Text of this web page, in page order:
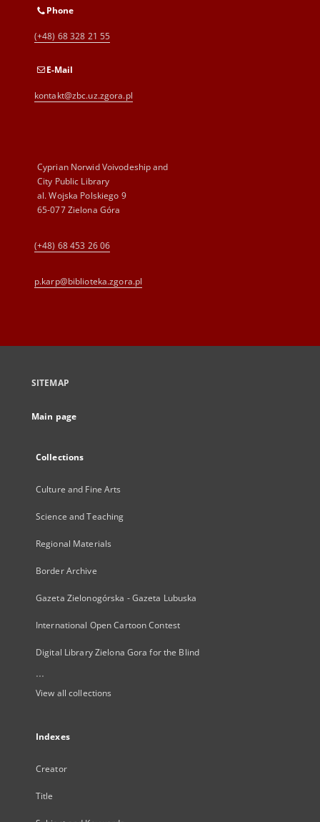
Phone
(+48) 68 328 21 55
E-Mail
kontakt@zbc.uz.zgora.pl
Cyprian Norwid Voivodeship and
City Public Library
al. Wojska Polskiego 9
65-077 Zielona Góra
(+48) 68 453 26 06
p.karp@biblioteka.zgora.pl
SITEMAP
Main page
Collections
Culture and Fine Arts
Science and Teaching
Regional Materials
Border Archive
Gazeta Zielonogórska - Gazeta Lubuska
International Open Cartoon Contest
Digital Library Zielona Gora for the Blind
...
View all collections
Indexes
Creator
Title